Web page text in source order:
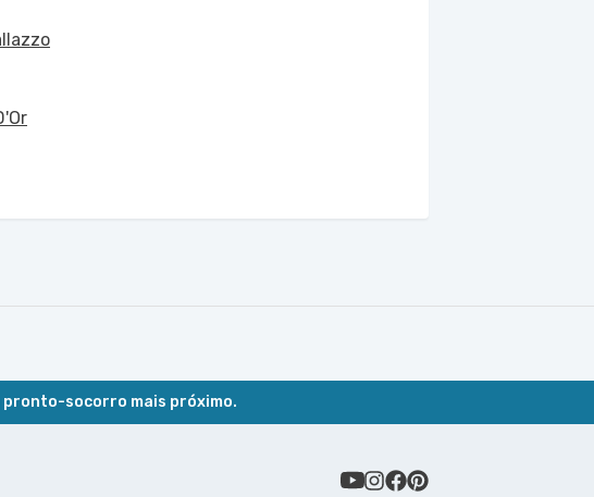
pronto-socorro mais próximo.